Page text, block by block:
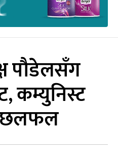
पौडेलसँग
कम्युनिस्ट
छलफल